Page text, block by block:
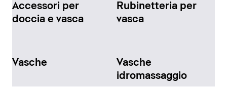
Accessori per
doccia e vasca
Rubinetteria per
vasca
Vasche
Vasche
idromassaggio